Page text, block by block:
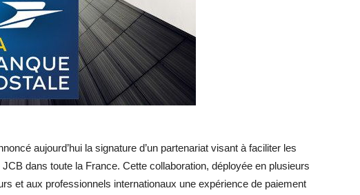
aujourd’hui la signature d’un partenariat visant à faciliter les
dans toute la France. Cette collaboration, déployée en plusieurs
et aux professionnels internationaux une expérience de paiement